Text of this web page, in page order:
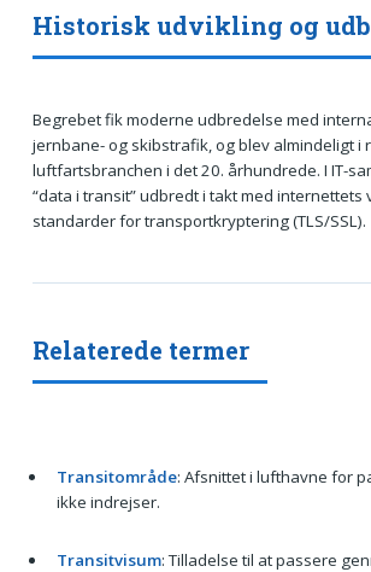
Historisk udvikling og
Begrebet fik moderne udbredelse med
jernbane- og skibstrafik, og blev almindeligt i
luftfartsbranchen i det 20. århundrede. I IT-
“data i transit” udbredt i takt med
standarder for transportkryptering (TLS/SSL).
Relaterede termer
Transitområde: Afsnittet i lufthavne for
ikke indrejser.
Transitvisum: Tilladelse til at passere